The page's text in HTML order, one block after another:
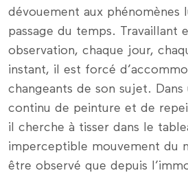
dévouement aux phénomènes
passage du temps. Travaillant
observation, chaque jour,
instant, il est forcé
changeants de son sujet. Dans
continu de peinture et de
il cherche à tisser dans le
imperceptible mouvement du
être observé que depuis